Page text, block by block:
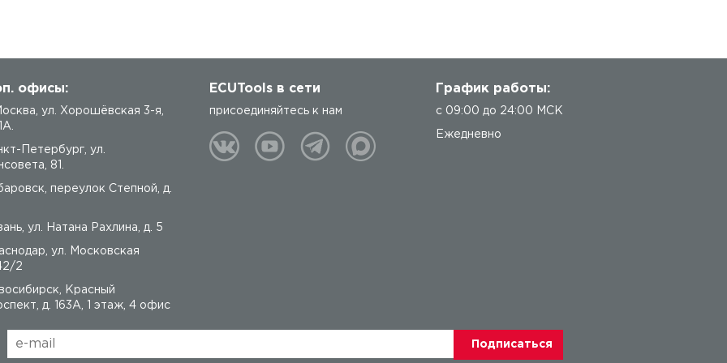
офисы:
ул. Хорошёвская 3-я,
Петербург, ул.
81.
переулок Степной, д.
ул. Натана Рахлина, д. 5
ул. Московская
2
Красный
д. 163А, 1 этаж, 4 офис
ECUTools в сети
присоединяйтесь к нам
График работы:
с 09:00 до 24:00 МСК
Ежедневно